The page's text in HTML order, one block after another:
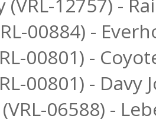
00884) -
00801) -
00801) - Davy
06588) -